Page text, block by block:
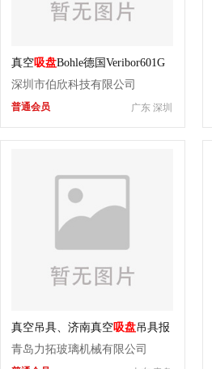
真空吸盘Bohle德国Veribor601G
泵动
深圳市伯欣科技有限公司
广东 深圳
普通会员
真空吊具、济南真空吸盘吊具报
价
青岛力拓玻璃机械有限公司